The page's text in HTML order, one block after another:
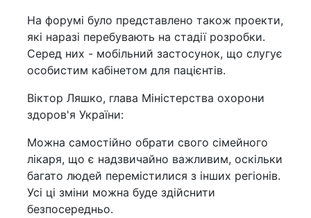
На форумі було представлено також проекти,
які наразі перебувають на стадії розробки.
Серед них - мобільний застосунок, що слугує
особистим кабінетом для пацієнтів.
Віктор Ляшко, глава Міністерства охорони
здоров'я України:
Можна самостійно обрати свого сімейного
лікаря, що є надзвичайно важливим, оскільки
багато людей перемістилися з інших регіонів.
Усі ці зміни можна буде здійснити
безпосередньо.